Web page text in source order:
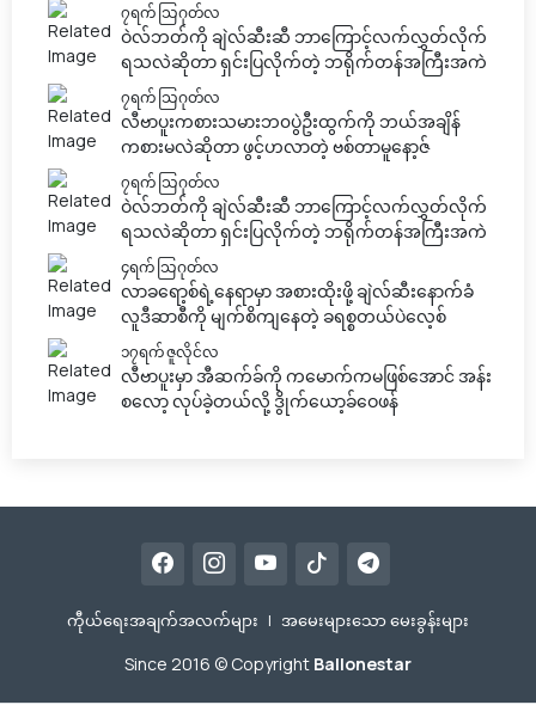
၇ရက် သြဂုတ်လ
ဝဲလ်ဘတ်ကို ချဲလ်ဆီးဆီ ဘာကြောင့်လက်လွှတ်လိုက်
ရသလဲဆိုတာ ရှင်းပြလိုက်တဲ့ ဘရိုက်တန်အကြီးအကဲ
၇ရက် သြဂုတ်လ
လီဗာပူးကစားသမားဘ၀ပွဲဦးထွက်ကို ဘယ်အချိန်
ကစားမလဲဆိုတာ ဖွင့်ဟလာတဲ့ ဗစ်တာမူနော့ဇ်
၇ရက် သြဂုတ်လ
ဝဲလ်ဘတ်ကို ချဲလ်ဆီးဆီ ဘာကြောင့်လက်လွှတ်လိုက်
ရသလဲဆိုတာ ရှင်းပြလိုက်တဲ့ ဘရိုက်တန်အကြီးအကဲ
၄ရက် သြဂုတ်လ
လာခရော့စ်ရဲ့နေရာမှာ အစားထိုးဖို့ ချဲလ်ဆီးနောက်ခံ
လူဒီဆာစီကို မျက်စိကျနေတဲ့ ခရစ္စတယ်ပဲလေ့စ်
၁၇ရက် ဇူလိုင်လ
လီဗာပူးမှာ အီဆက်ခ်ကို ကမောက်ကမဖြစ်အောင် အန်း
စလော့ လုပ်ခဲ့တယ်လို့ ဒွိုက်ယော့ခ်ဝေဖန်
ကီုယ်ရေးအချက်အလက်များ | အမေးများသော မေးခွန်းများ
Since 2016 © Copyright Ballonestar